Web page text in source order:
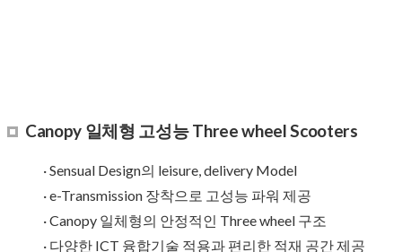
Canopy 일체형 고성능 Three wheel Scooters
· Sensual Design의 leisure, delivery Model
· e-Transmission 장착으로 고성능 파워 제공
· Canopy 일체형의 안정적인 Three wheel 구조
· 다양한 ICT 융합기술 적용과 편리한 적재 공간 제공